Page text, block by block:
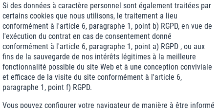
Si des données à caractère personnel sont également traitées par
certains cookies que nous utilisons, le traitement a lieu
conformément à l'article 6, paragraphe 1, point b) RGPD, en vue de
l'exécution du contrat en cas de consentement donné
conformément à l'article 6, paragraphe 1, point a) RGPD , ou aux
fins de la sauvegarde de nos intérêts légitimes à la meilleure
fonctionnalité possible du site Web et à une conception conviviale
et efficace de la visite du site conformément à l'article 6,
paragraphe 1, point f) RGPD.
Vous pouvez configurer votre navigateur de manière à être informé